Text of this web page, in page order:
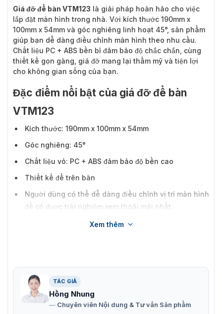
Giá đỡ để bàn VTM123 là giải pháp hoàn hảo cho việc
lắp đặt màn hình trong nhà. Với kích thước 190mm x
100mm x 54mm và góc nghiêng linh hoạt 45°, sản phẩm
giúp bạn dễ dàng điều chỉnh màn hình theo nhu cầu.
Chất liệu PC + ABS bền bỉ đảm bảo độ chắc chắn, cùng
thiết kế gọn gàng, giá đỡ mang lại thẩm mỹ và tiện lợi
cho không gian sống của bạn.
Đặc điểm nổi bật của giá đỡ để bàn
VTM123
Kích thước: 190mm x 100mm x 54mm
Góc nghiêng: 45°
Chất liệu vỏ: PC + ABS đảm bảo độ bền cao
Thiết kế để trên bàn
Người dùng có thể dễ dàng điều chỉnh vị trí màn hình
để có được trải nghiệm xem thoải mái nhất.
giá đỡ để bàn.
Kết nối dây điện: Tham khảo hướng dẫn kèm theo để
kết nối dây điện đúng cách.
Xem thêm
TÁC GIẢ
Hồng Nhung
Chuyên viên Nội dung & Tư vấn Sản phẩm